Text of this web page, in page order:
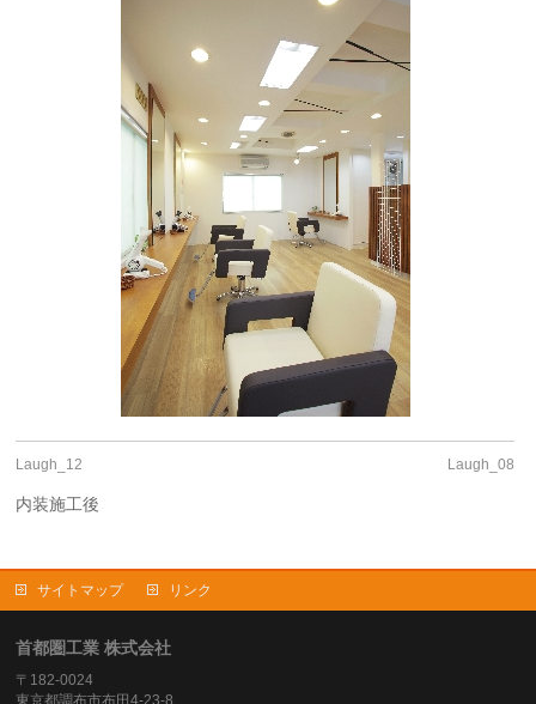
Laugh_12 Laugh_08
内装施工後
サイトマップ リンク
首都圏工業 株式会社
〒182-0024
東京都調布市布田4-23-8